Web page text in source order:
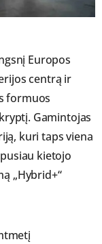
Europos
centrą ir
formuos
Gamintojas
kuri taps viena
kietojo
„Hybrid+“